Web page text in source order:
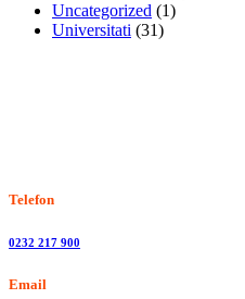
Uncategorized (1)
Universitati (31)
Telefon
0232 217 900
Email